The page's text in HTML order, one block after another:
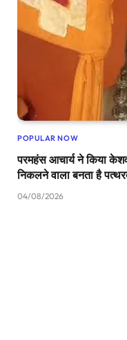
POPULAR NOW
परमहंस आचार्य ने किया
निकलने वाला बनता है
04/08/2026